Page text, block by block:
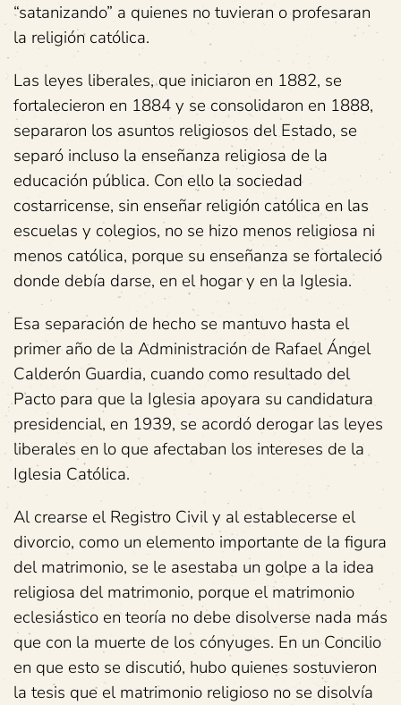
“satanizando” a quienes no tuvieran o profesaran
la religión católica.
Las leyes liberales, que iniciaron en 1882, se
fortalecieron en 1884 y se consolidaron en 1888,
separaron los asuntos religiosos del Estado, se
separó incluso la enseñanza religiosa de la
educación pública. Con ello la sociedad
costarricense, sin enseñar religión católica en las
escuelas y colegios, no se hizo menos religiosa ni
menos católica, porque su enseñanza se fortaleció
donde debía darse, en el hogar y en la Iglesia.
Esa separación de hecho se mantuvo hasta el
primer año de la Administración de Rafael Ángel
Calderón Guardia, cuando como resultado del
Pacto para que la Iglesia apoyara su candidatura
presidencial, en 1939, se acordó derogar las leyes
liberales en lo que afectaban los intereses de la
Iglesia Católica.
Al crearse el Registro Civil y al establecerse el
divorcio, como un elemento importante de la figura
del matrimonio, se le asestaba un golpe a la idea
religiosa del matrimonio, porque el matrimonio
eclesiástico en teoría no debe disolverse nada más
que con la muerte de los cónyuges. En un Concilio
en que esto se discutió, hubo quienes sostuvieron
la tesis que el matrimonio religioso no se disolvía